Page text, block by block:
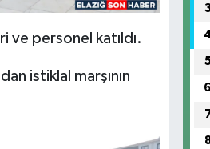
ve personel katıldı.
istiklal marşının
6